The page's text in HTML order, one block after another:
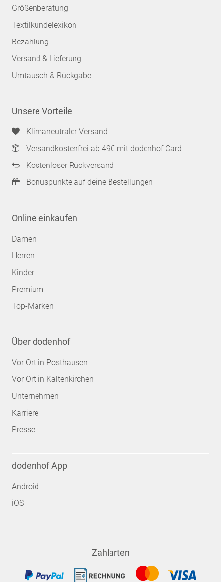
Größenberatung
Textilkundelexikon
Bezahlung
Versand & Lieferung
Umtausch & Rückgabe
Unsere Vorteile
Klimaneutraler Versand
Versandkostenfrei ab 49€ mit dodenhof Card
Kostenloser Rückversand
Bonuspunkte auf deine Bestellungen
Online einkaufen
Damen
Herren
Kinder
Premium
Top-Marken
Über dodenhof
Vor Ort in Posthausen
Vor Ort in Kaltenkirchen
Unternehmen
Karriere
Presse
dodenhof App
Android
iOS
Zahlarten